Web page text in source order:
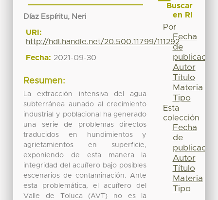
Díaz Espíritu, Neri
URI:
http://hdl.handle.net/20.500.11799/111292
Fecha: 2021-09-30
Resumen:
La extracción intensiva del agua
subterránea aunado al crecimiento
industrial y poblacional ha generado
una serie de problemas directos
traducidos en hundimientos y
agrietamientos en superficie,
exponiendo de esta manera la
integridad del acuífero bajo posibles
escenarios de contaminación. Ante
esta problemática, el acuífero del
Valle de Toluca (AVT) no es la
Buscar
en RI
Por
Fecha
de
publicación
Autor
Título
Materia
Tipo
Esta
colección
Fecha
de
publicación
Autor
Título
Materia
Tipo